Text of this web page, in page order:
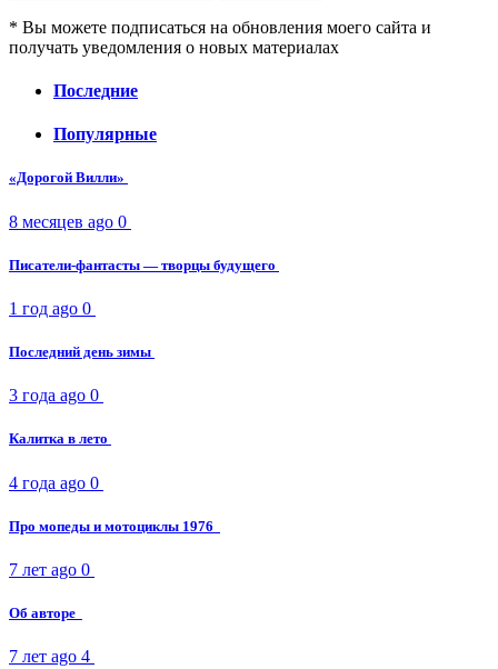
* Вы можете подписаться на обновления моего сайта и
получать уведомления о новых материалах
Последние
Популярные
«Дорогой Вилли»
8 месяцев ago 0
Писатели-фантасты — творцы будущего
1 год ago 0
Последний день зимы
3 года ago 0
Калитка в лето
4 года ago 0
Про мопеды и мотоциклы 1976
7 лет ago 0
Об авторе
7 лет ago 4